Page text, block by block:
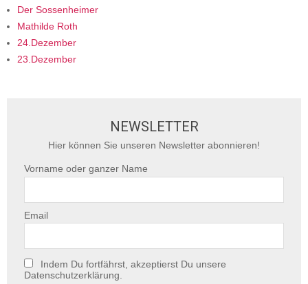
Der Sossenheimer
Mathilde Roth
24.Dezember
23.Dezember
NEWSLETTER
Hier können Sie unseren Newsletter abonnieren!
Vorname oder ganzer Name
Email
Indem Du fortfährst, akzeptierst Du unsere
Datenschutzerklärung.